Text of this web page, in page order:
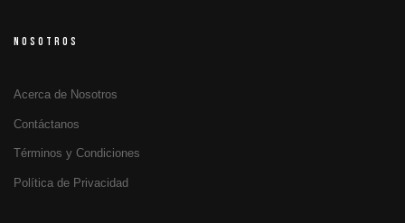
NOSOTROS
Acerca de Nosotros
Contáctanos
Términos y Condiciones
Política de Privacidad